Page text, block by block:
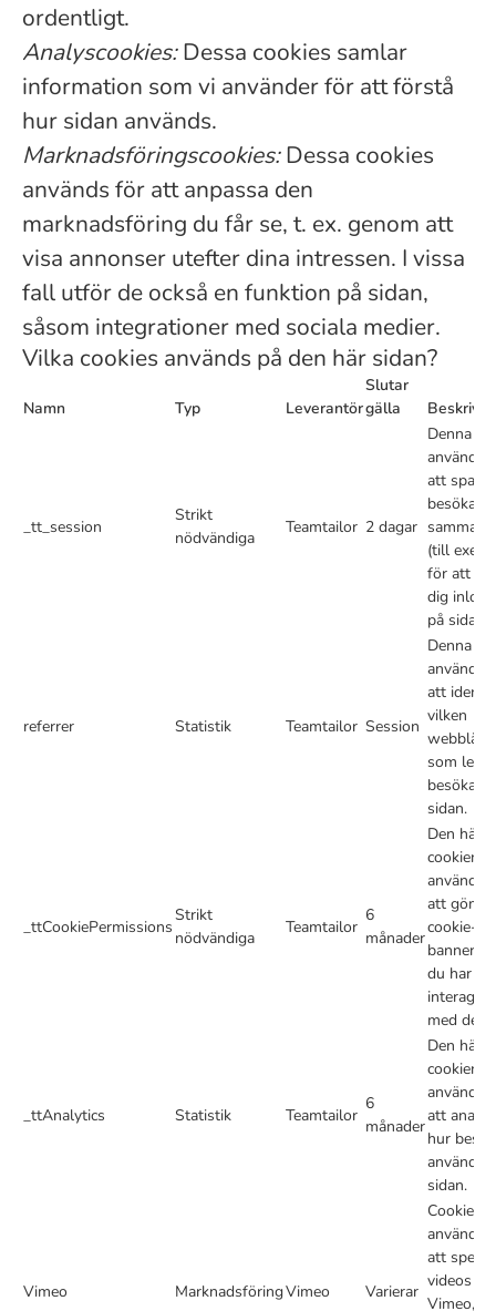
ordentligt.
Analyscookies:Dessa cookies samlar
information som vi använder för att förstå
hur sidan används.
Marknadsföringscookies:Dessa cookies
används för att anpassa den
marknadsföring du får se, t. ex. genom att
visa annonser utefter dina intressen. I vissa
fall utför de också en funktion på sidan,
såsom integrationer med sociala medier.
Vilka cookies används på den här sidan?
Namn Typ Leverantör
Slutar
gälla
_tt_session
Strikt
nödvändiga
Teamtailor 2 dagar
Denna
används
att spara
besökares
(till
för att
dig
på sidan).
referrer Statistik Teamtailor Session
Denna
används
att
vilken
webblänk
som leder
sidan.
_ttCookiePermissions
Strikt
nödvändiga
Teamtailor
6
månader
Den här
cookien
används
att
cookie-
bannern
du har
med den.
_ttAnalytics Statistik Teamtailor
6
månader
Den här
cookien
används
att
hur
använder
sidan.
Vimeo MarknadsföringVimeo Varierar
Cookies
används
att spela
videos
Vimeo,